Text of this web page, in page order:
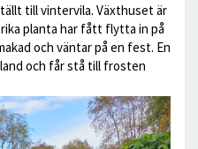
till vintervila. Växthuset är
planta har fått flytta in på
och väntar på en fest. En
och får stå till frosten